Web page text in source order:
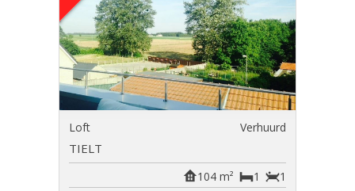
Loft Verhuurd
TIELT
1
1
104 m²